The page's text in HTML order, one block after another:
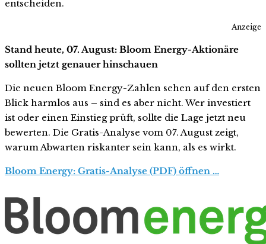
entscheiden.
Anzeige
Stand heute, 07. August: Bloom Energy-Aktionäre
sollten jetzt genauer hinschauen
Die neuen Bloom Energy-Zahlen sehen auf den ersten
Blick harmlos aus – sind es aber nicht. Wer investiert
ist oder einen Einstieg prüft, sollte die Lage jetzt neu
bewerten. Die Gratis-Analyse vom 07. August zeigt,
warum Abwarten riskanter sein kann, als es wirkt.
Bloom Energy: Gratis-Analyse (PDF) öffnen …